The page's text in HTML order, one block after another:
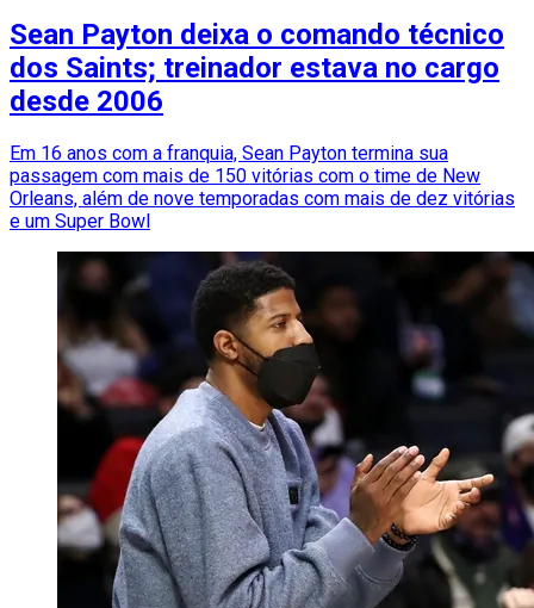
Sean Payton deixa o comando técnico
dos Saints; treinador estava no cargo
desde 2006
Em 16 anos com a franquia, Sean Payton termina sua
passagem com mais de 150 vitórias com o time de New
Orleans, além de nove temporadas com mais de dez vitórias
e um Super Bowl